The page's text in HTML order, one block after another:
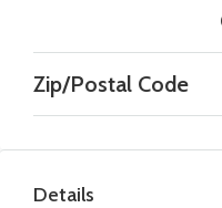
Zip/Postal Code
Details